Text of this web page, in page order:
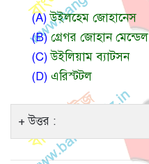
(A)উইলহেম জোহানেস
(B)গ্রেগর জোহান মেন্ডেল
(C)উইলিয়াম ব্যাটসন
(D) এরিস্টটল
উত্তর :